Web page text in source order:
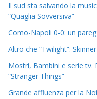
Il sud sta salvando la
“Quaglia Sovversiva”
Como-Napoli 0-0: un
Altro che “Twilight”:
Mostri, Bambini e serie tv.
“Stranger Things”
Grande affluenza per la